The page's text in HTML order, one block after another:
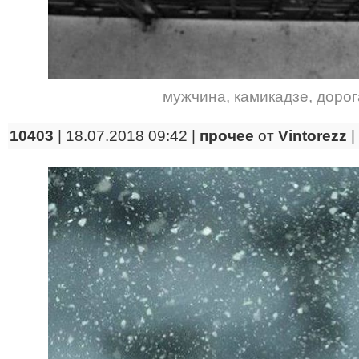
мужчина, камикадзе,
10403 | 18.07.2018 09:42 | прочее от Vintorezz